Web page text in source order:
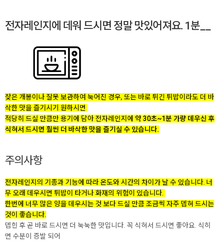
전자레인지에 데워 드시면 정말 맛있어져요. 1분__
잦은 개봉이나 잘못 보관하여 눅어진 경우, 또는 바로 튀긴 튀밥이라도 더 바
삭한 맛을 즐기시기 원하시면
적당히 드실 만큼만 용기에 담아 전자레인지에 약 30초~1분 가량 데우신 후
식혀서 드시면 훨씬 더 바삭한 맛을 즐기실 수 있습니다.
주의사항
전자레인지의 기종과 기능에 따라 온도와 시간의 차이가 날 수 있습니다. 너
무 오래 데우시면 튀밥이 타거나화재의 위험이 있습니다.
한번에 너무 많은 양을 데우시는 것 보다 드실 만큼 조금씩 자주 뎁혀 드시는
것이 좋습니다.
뎁힌 후 곧 바로 드시면 더 눅눅한 맛입니다. 꼭 식혀서 드시면 좋아요. 식히
면 수분이 증발 되어